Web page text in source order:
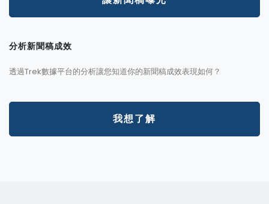
分析新聞稿成效
透過Trek數據平台的分析讓您知道你的新聞稿成效表現如何？
我想了解